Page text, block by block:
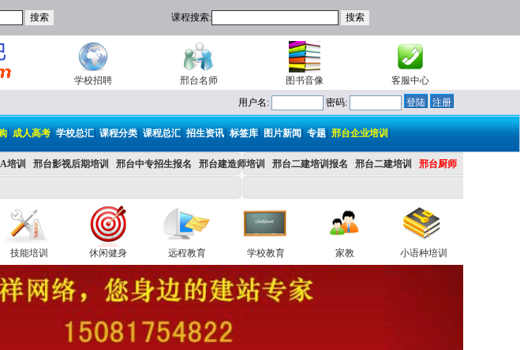
课程搜索:
学校招聘 邢台名师 图书音像
客服中心
用户名: 密码:
|成人高考|学校总汇|课程分类|课程总汇|招生资讯|标签库|图片新闻|专题|邢台企业培训|
培训 邢台影视后期培训 邢台中专招生报名 邢台建造师培训 邢台二建培训报名 邢台二建培训 邢台厨师
技能培训 休闲健身 远程教育 学校教育 家教 小语种培训